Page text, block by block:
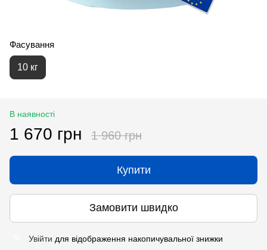
Фасування
10 кг
В наявності
1 670 грн 1 960 грн
Купити
Замовити швидко
Увійти для відображення накопичувальної знижки